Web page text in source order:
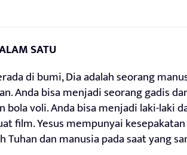
SATU
di bumi, Dia adalah seorang
Anda bisa menjadi seorang gadis
bola voli. Anda bisa menjadi laki-laki
film. Yesus mempunyai
Tuhan dan manusia pada saat yang